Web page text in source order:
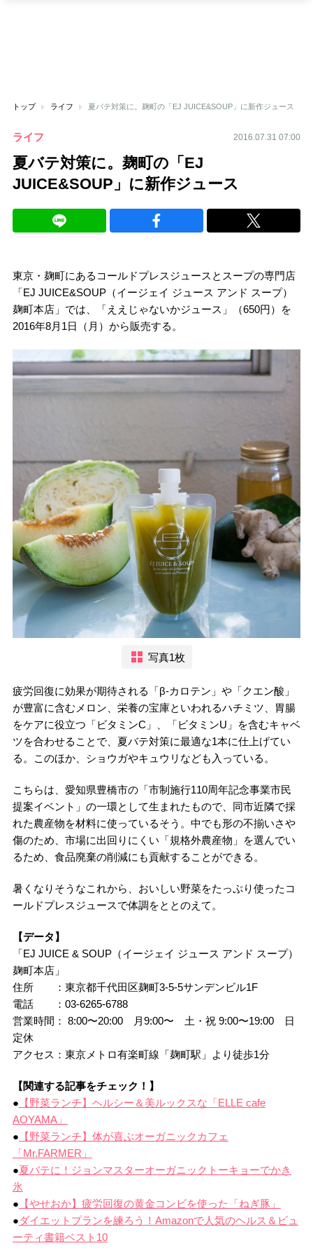
トップ ライフ 夏バテ対策に。麹町の「EJ JUICE&SOUP」に新作ジュース
ライフ 2016.07.31 07:00
夏バテ対策に。麹町の「EJ
JUICE&SOUP」に新作ジュース
東京・麹町にあるコールドプレスジュースとスープの専門店
「EJ JUICE&SOUP（イージェイ ジュース アンド スープ）
麹町本店」では、「ええじゃないかジュース」（650円）を
2016年8月1日（月）から販売する。
写真1枚
疲労回復に効果が期待される「β-カロテン」や「クエン酸」
が豊富に含むメロン、栄養の宝庫といわれるハチミツ、胃腸
をケアに役立つ「ビタミンC」、「ビタミンU」を含むキャベ
ツを合わせることで、夏バテ対策に最適な1本に仕上げてい
る。このほか、ショウガやキュウリなども入っている。
こちらは、愛知県豊橋市の「市制施行110周年記念事業市民
提案イベント」の一環として生まれたもので、同市近隣で採
れた農産物を材料に使っているそう。中でも形の不揃いさや
傷のため、市場に出回りにくい「規格外農産物」を選んでい
るため、食品廃棄の削減にも貢献することができる。
暑くなりそうなこれから、おいしい野菜をたっぷり使ったコ
ールドプレスジュースで体調をととのえて。
【データ】
「EJ JUICE & SOUP（イージェイ ジュース アンド スープ）
麹町本店」
住所 ：東京都千代田区麹町3-5-5サンデンビル1F
電話 ：03-6265-6788
営業時間： 8:00〜20:00 月9:00〜 土・祝 9:00〜19:00 日
定休
アクセス：東京メトロ有楽町線「麹町駅」より徒歩1分
【関連する記事をチェック！】
● 【野菜ランチ】ヘルシー＆美ルックスな「ELLE cafe
AOYAMA」
● 【野菜ランチ】体が喜ぶオーガニックカフェ
「Mr.FARMER」
●夏バテに！ジョンマスターオーガニックトーキョーでかき
氷
● 【やせおか】疲労回復の黄金コンビを使った「ねぎ豚」
●ダイエットプランを練ろう！Amazonで人気のヘルス＆ビュ
ーティ書籍ベスト10